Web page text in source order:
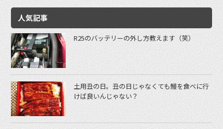
人気記事
R25のバッテリーの外し方教えます（笑）
土用丑の日。丑の日じゃなくても鰻を食べに行
けば良いんじゃない？